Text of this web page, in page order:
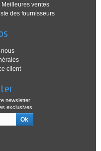
Meilleures ventes
des fournisseurs
client
newsletter
exclusives